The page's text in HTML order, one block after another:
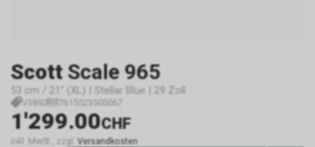
Scott Scale 965
53 cm / 21" (XL) | Stellar Blue | 29 Zoll
V3892 7615523505067
1'299.00CHF
inkl. MwSt., zzgl. Versandkosten